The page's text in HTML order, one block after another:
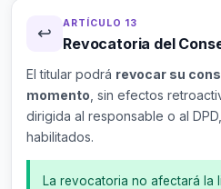
↩️ ARTÍCULO 13
Revocatoria del
El titular podrá revocar su
momento , sin efectos
dirigida al responsable o al
habilitados.
La revocatoria no afectará la